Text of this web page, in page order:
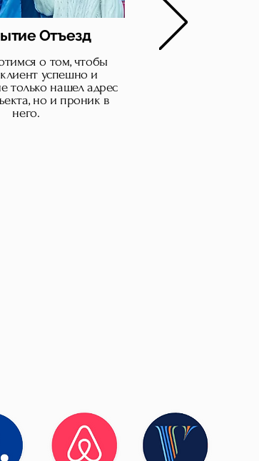
Отъезд
о том, чтобы
успешно и
только нашел адрес
но и проник в
него.